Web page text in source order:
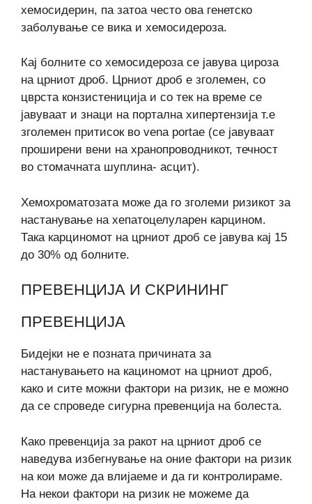
хемосидерин, па затоа често ова генетско
заболување се вика и хемосидероза.
Кај болните со хемосидероза се јавува цироза
на црниот дроб. Црниот дроб е зголемен, со
цврста конзистениција и со тек на време се
јавуваат и знаци на портална хипертензија т.е
зголемен притисок во vena portae (се јавуваат
проширени вени на хранопроводникот, течност
во стомачната шуплина- асцит).
Хемохроматозата може да го зголеми ризикот за
настанување на хепатоцелуларен карцином.
Така карциномот на црниот дроб се јавува кај 15
до 30% од болните.
ПРЕВЕНЦИЈА И СКРИНИНГ
ПРЕВЕНЦИЈА
Бидејки не е позната причината за
настанувањето на кациномот на црниот дроб,
како и сите можни фактори на ризик, не е можно
да се спроведе сигурна превенција на болеста.
Како превенција за ракот на црниот дроб се
наведува избегнување на оние фактори на ризик
на кои може да влијаеме и да ги контролираме.
На некои фактори на ризик не можеме да